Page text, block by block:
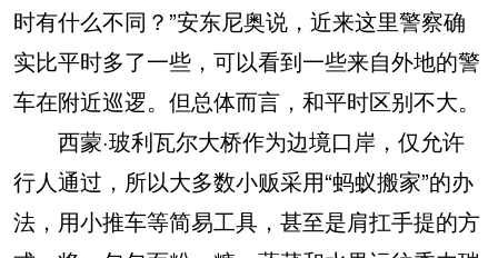
时有什么不同？”安东尼奥说，近来这里警察确
实比平时多了一些，可以看到一些来自外地的警
车在附近巡逻。但总体而言，和平时区别不大。
西蒙·玻利瓦尔大桥作为边境口岸，仅允许
行人通过，所以大多数小贩采用“蚂蚁搬家”的办
法，用小推车等简易工具，甚至是肩扛手提的方